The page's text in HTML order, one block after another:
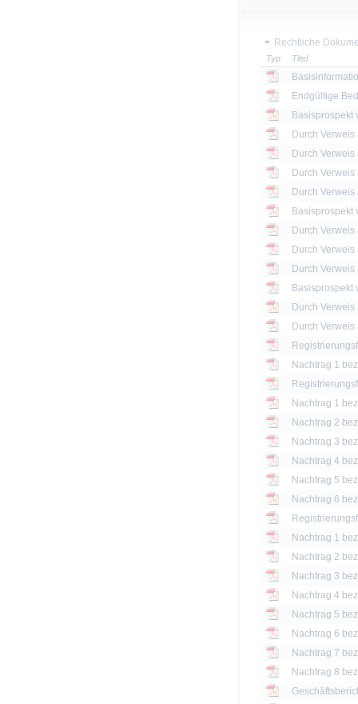
Rechtliche
Typ Titel
Endgültige
Basisprospekt
Basisprospekt
Basisprospekt
Nachtrag 1
Nachtrag 1
Nachtrag 2
Nachtrag 3
Nachtrag 4
Nachtrag 5
Nachtrag 6
Nachtrag 1
Nachtrag 2
Nachtrag 3
Nachtrag 4
Nachtrag 5
Nachtrag 6
Nachtrag 7
Nachtrag 8